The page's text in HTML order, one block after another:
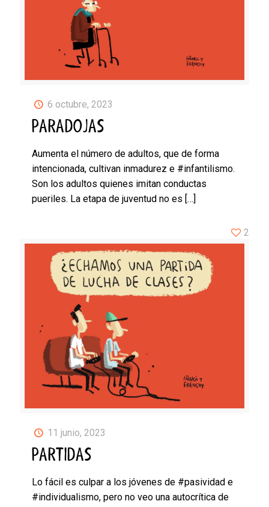
6 octubre, 2023
PARADOJAS
Aumenta el número de adultos, que de forma
intencionada, cultivan inmadurez e #infantilismo.
Son los adultos quienes imitan conductas
pueriles. La etapa de juventud no es […]
11 junio, 2023
PARTIDAS
Lo fácil es culpar a los jóvenes de #pasividad e
#individualismo, pero no veo una autocrítica de
2